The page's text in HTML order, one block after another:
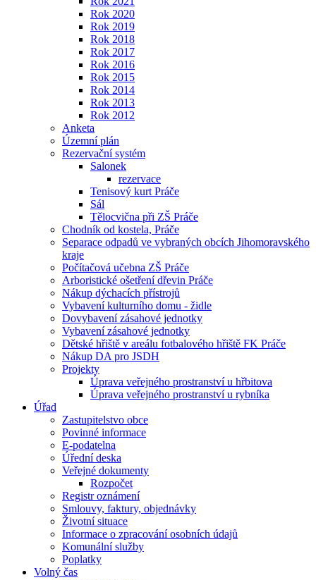
Rok 2020
Rok 2019
Rok 2018
Rok 2017
Rok 2016
Rok 2015
Rok 2014
Rok 2013
Rok 2012
Anketa
Územní plán
Rezervační systém
Salonek
rezervace
Tenisový kurt Práče
Sál
Tělocvična při ZŠ Práče
Chodník od kostela, Práče
Separace odpadů ve vybraných obcích Jihomoravského
kraje
Počítačová učebna ZŠ Práče
Arboristické ošetření dřevin Práče
Nákup dýchacích přístrojů
Vybavení kulturního domu - židle
Dovybavení zásahové jednotky
Vybavení zásahové jednotky
Dětské hřiště v areálu fotbalového hřiště FK Práče
Nákup DA pro JSDH
Projekty
Úprava veřejného prostranství u hřbitova
Úprava veřejného prostranství u rybníka
Úřad
Zastupitelstvo obce
Povinné informace
E-podatelna
Úřední deska
Veřejné dokumenty
Rozpočet
Registr oznámení
Smlouvy, faktury, objednávky
Životní situace
Informace o zpracování osobních údajů
Komunální služby
Poplatky
Volný čas